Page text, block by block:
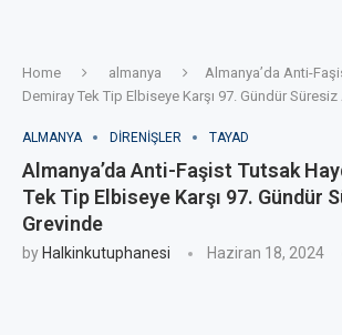
Home almanya
Almanya’da Anti-
Demiray Tek Tip Elbiseye Karşı 97. Gündür Süresiz
ALMANYA DIRENIŞLER TAYAD
Almanya’da Anti-Faşist Tutsak
Tek Tip Elbiseye Karşı 97. Gündür
Grevinde
by Halkinkutuphanesi Haziran 18, 2024